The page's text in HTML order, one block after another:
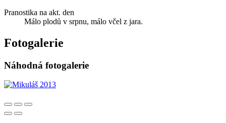
Pranostika na akt. den
Málo plodů v srpnu, málo včel z jara.
Fotogalerie
Náhodná fotogalerie